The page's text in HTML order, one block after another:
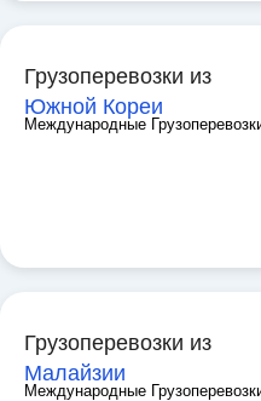
Грузоперевозки из
Южной Кореи
Международные
Грузоперевозки из
Малайзии
Международные